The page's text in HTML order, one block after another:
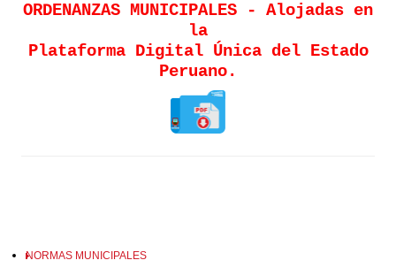
ORDENANZAS MUNICIPALES - Alojadas en
la
Plataforma Digital Única del Estado
Peruano.
NORMAS MUNICIPALES